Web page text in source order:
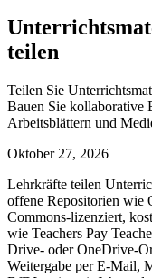
teilen
Teilen Sie
Bauen Sie kollaborative
Arbeitsblättern und
Oktober 27, 2026
Lehrkräfte teilen
offene Repositorien wie
Commons-lizenziert,
wie Teachers Pay
Drive- oder OneDrive-
Weitergabe per E-Mail,